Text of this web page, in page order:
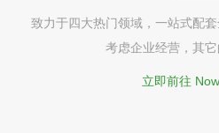
致力于四大热门领域，一站式配
考虑企业经营，其
立即前往